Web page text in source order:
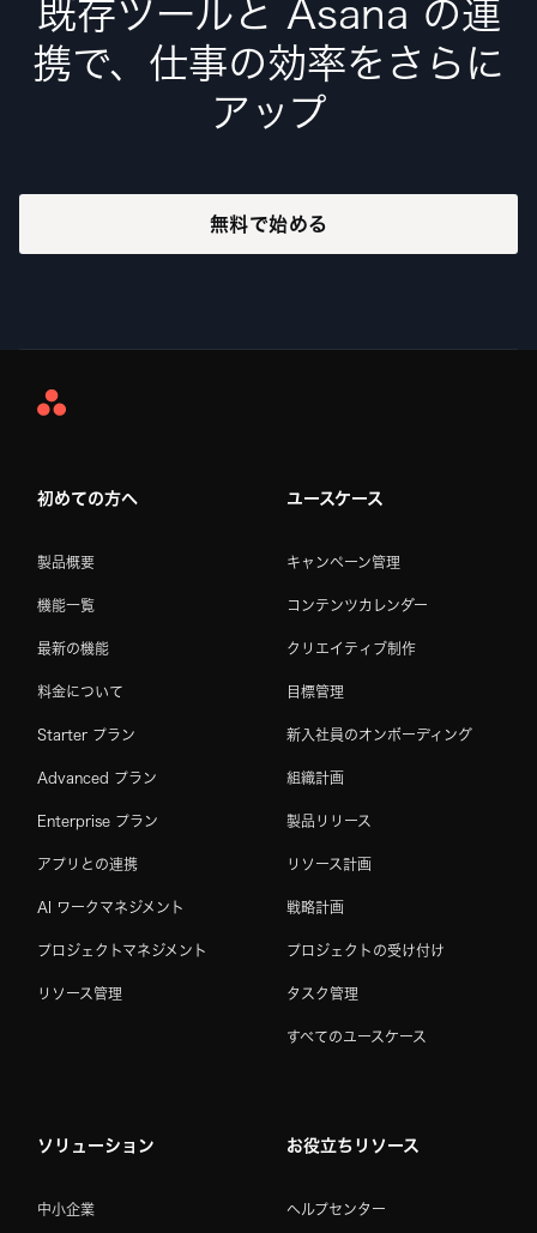
既存ツールと Asana の連
携で、仕事の効率をさらに
アップ
無料で始める
Asana
初めての方へ
製品概要
機能一覧
最新の機能
料金について
Starter プラン
Advanced プラン
Enterprise プラン
アプリとの連携
AI ワークマネジメント
プロジェクトマネジメント
リソース管理
ユースケース
キャンペーン管理
コンテンツカレンダー
クリエイティブ制作
目標管理
新入社員のオンボーディング
組織計画
製品リリース
リソース計画
戦略計画
プロジェクトの受け付け
タスク管理
すべてのユースケース
ソリューション
中小企業
お役立ちリソース
ヘルプセンター